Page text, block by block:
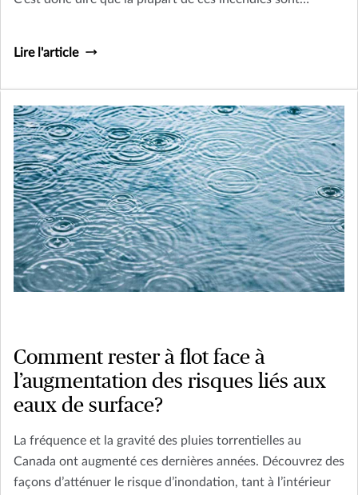
Lire l'article
Comment rester à flot face à
l’augmentation des risques liés aux
eaux de surface?
La fréquence et la gravité des pluies torrentielles au
Canada ont augmenté ces dernières années. Découvrez des
façons d’atténuer le risque d’inondation, tant à l’intérieur